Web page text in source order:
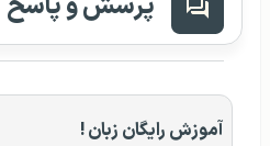
آموزش رایگان زبان !